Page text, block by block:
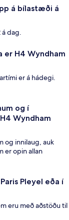
á bílastæði á
á dag.
er H4 Wyndham
er á hádegi.
og í
Wyndham
og innilaug, auk
er opin allan
Pleyel eða í
eru með aðstöðu til